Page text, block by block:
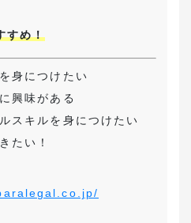
すめ！
身につけたい
興味がある
スキルを身につけたい
たい！